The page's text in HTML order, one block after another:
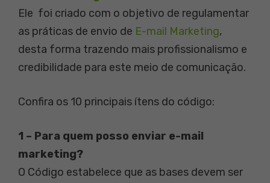
Ele foi criado com o objetivo de regulamentar
as práticas de envio de E-­mail Marketing,
desta forma trazendo mais profissionalismo e
credibilidade para este meio de comunicação.
Confira os 10 principais ítens do código:
1 – Para quem posso enviar e-mail
marketing?
O Código estabelece que as bases devem ser